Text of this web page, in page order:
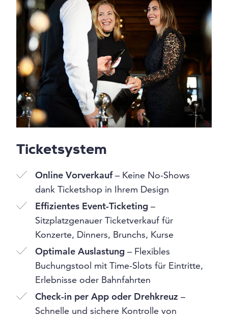
Ticketsystem
Online Vorverkauf– Keine No-Shows
dank Ticketshop in Ihrem Design
Effizientes Event-Ticketing –
Sitzplatzgenauer Ticketverkauf für
Konzerte, Dinners, Brunchs, Kurse
Optimale Auslastung – Flexibles
Buchungstool mit Time-Slots für Eintritte,
Erlebnisse oder Bahnfahrten
Check-in per App oder Drehkreuz –
Schnelle und sichere Kontrolle von